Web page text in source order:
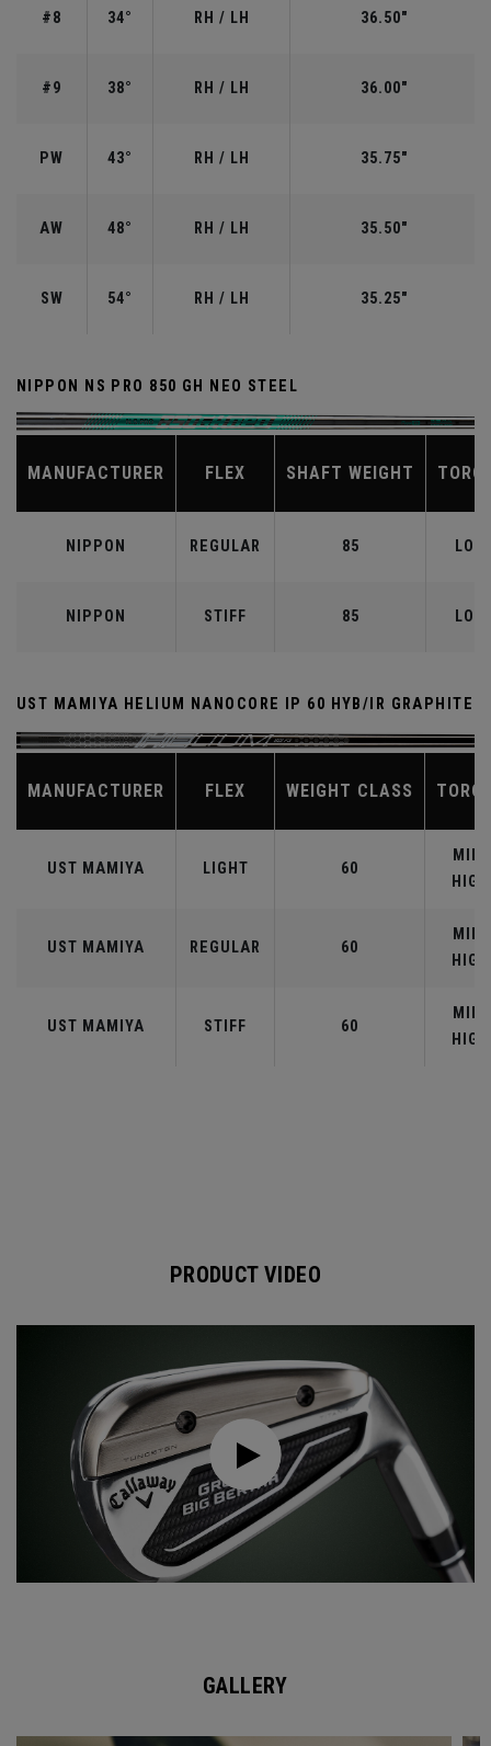
#8 34° RH / LH 36.50"
#9 38° RH / LH 36.00"
PW 43° RH / LH 35.75"
AW 48° RH / LH 35.50"
SW 54° RH / LH 35.25"
NIPPON NS PRO 850 GH NEO STEEL
MANUFACTURER FLEX SHAFT WEIGHT
NIPPON REGULAR 85 LOW
NIPPON STIFF 85 LOW
UST MAMIYA HELIUM NANOCORE IP 60 HYB/IR GRAPHITE
MANUFACTURER FLEX WEIGHT CLASS
UST MAMIYA LIGHT 60
MID-
HIGH
UST MAMIYA REGULAR 60
MID-
HIGH
UST MAMIYA STIFF 60
MID-
HIGH
PRODUCT VIDEO
GALLERY